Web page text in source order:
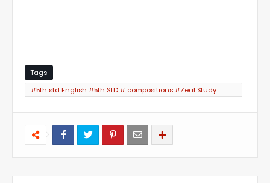
Tags
#5th std English #5th STD # compositions #Zeal Study